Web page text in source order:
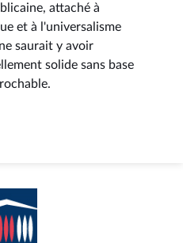
attaché à
et à l'universalisme
saurait y avoir
solide sans base